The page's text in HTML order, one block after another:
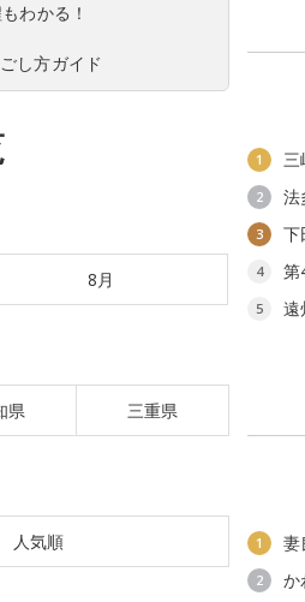
わかる！
し方ガイド
8月
県 三重県
人気順
1 三
2 法
3 下
4 第
5
遠
1 妻
2 か